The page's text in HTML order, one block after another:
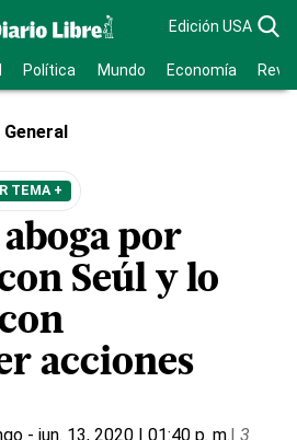
Edición USA
Política Mundo Economía
General
TEMA +
por
Seúl y lo
acciones
- jun. 13, 2020 | 01:40 p. m.| 3